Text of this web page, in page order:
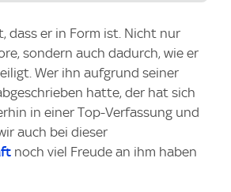
dass er in Form ist. Nicht nur
sondern auch dadurch, wie er
Wer ihn aufgrund seiner
hatte, der hat sich
in einer Top-Verfassung und
auch bei dieser
noch viel Freude an ihm haben